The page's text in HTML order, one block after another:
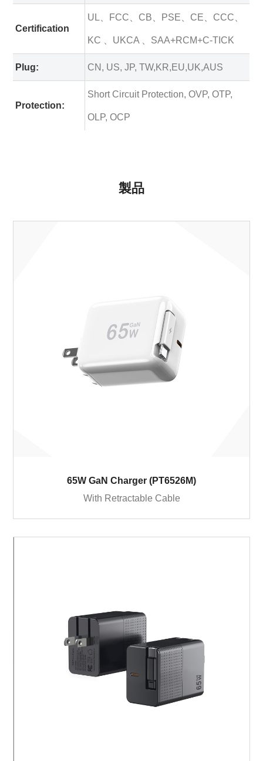
Certification
UL、FCC、CB、PSE、CE、CCC、
KC 、UKCA 、SAA+RCM+C-TICK
Plug: CN, US, JP, TW,KR,EU,UK,AUS
Protection:
Short Circuit Protection, OVP, OTP,
OLP, OCP
製品
65W GaN Charger (PT6526M)
With Retractable Cable